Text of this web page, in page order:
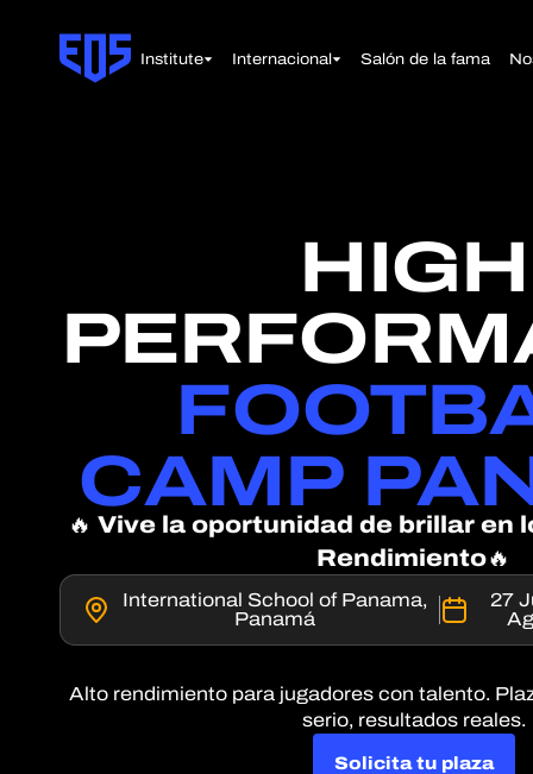
Institute Internacional Salón de la fama
HIGH
CAMP
🔥Vive la oportunidad de brillar en
Rendimiento🔥
International School of Panama,
Panamá
27
Alto rendimiento para jugadores con talento.
serio, resultados reales.
Solicita tu plaza